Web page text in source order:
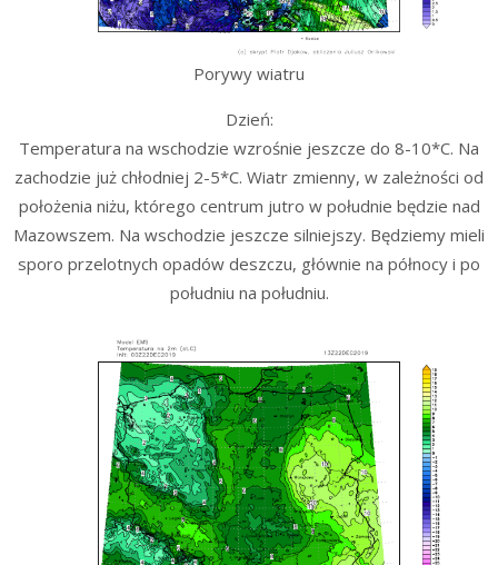
Porywy wiatru
Dzień:
Temperatura na wschodzie wzrośnie jeszcze do 8-10*C. Na
zachodzie już chłodniej 2-5*C. Wiatr zmienny, w zależności od
położenia niżu, którego centrum jutro w południe będzie nad
Mazowszem. Na wschodzie jeszcze silniejszy. Będziemy mieli
sporo przelotnych opadów deszczu, głównie na północy i po
południu na południu.